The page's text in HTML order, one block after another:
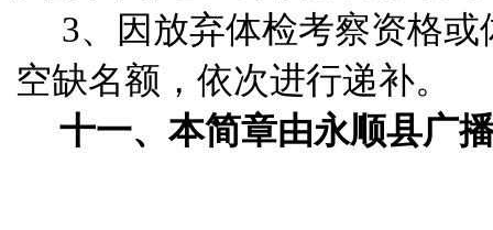
3、因放弃体检考察资格
空缺名额，依次进行递补。
十一、本简章由永顺县广